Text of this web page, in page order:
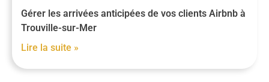
Gérer les arrivées anticipées de vos clients Airbnb à
Trouville-sur-Mer
Lire la suite »